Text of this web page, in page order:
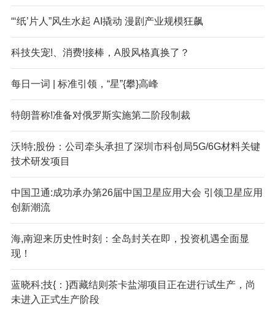
“‘纸’片人”风生水起 AI撬动 漫剧产业规模狂飙
科技失宠!、消费!接棒，A股风格真换了？
每日一词 | 标准引领，“星”{攀}高峰
特朗普称!准备对俄罗斯实施第二阶段制裁
沃!特;股份：公司牵头承担了深圳市科创局5G/6G材料关键
技术研发项目
中国卫通:成功承办第26届中国卫星应用大会 引领卫星应用
创新潮流
海,南迎来历史性时刻：全岛封关在即，投资机遇全面显
现！
蓝晓科;技{：}西藏结则茶卡盐湖项目正在进行试生产，尚
未进入正式生产阶段